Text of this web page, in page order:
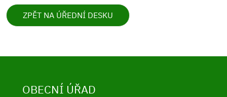
ZPĚT NA ÚŘEDNÍ DESKU
OBECNÍ ÚŘAD